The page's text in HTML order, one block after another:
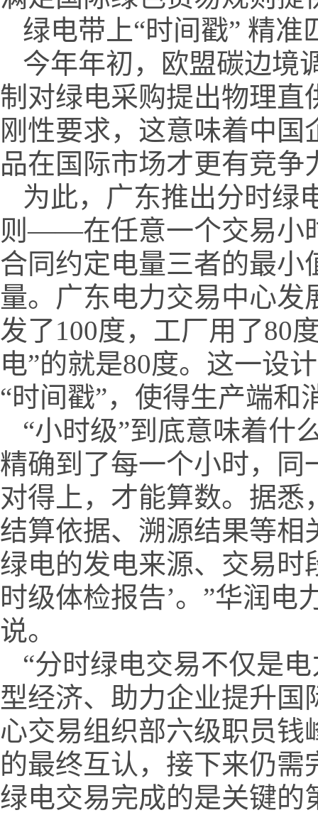
绿电带上“时间戳” 精准
今年年初，欧盟碳边境
制对绿电采购提出物理直
刚性要求，这意味着中
品在国际市场才更有竞争
为此，广东推出分时绿
则——在任意一个交易小
合同约定电量三者的最小
量。广东电力交易中心
发了100度，工厂用了80
电”的就是80度。这一设
“时间戳”，使得生产端和
“小时级”到底意味着什
精确到了每一个小时，同
对得上，才能算数。据
结算依据、溯源结果等相
绿电的发电来源、交易时
时级体检报告’。”华润
说。
“分时绿电交易不仅是
型经济、助力企业提升国
心交易组织部六级职员
的最终互认，接下来仍
绿电交易完成的是关键